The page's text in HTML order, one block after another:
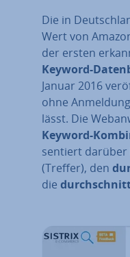
Die in
Wert von
der ersten
Keyword-
Januar 2016
ohne
lässt. Die
Keyword-
sen­tiert
(Treffer), den
die